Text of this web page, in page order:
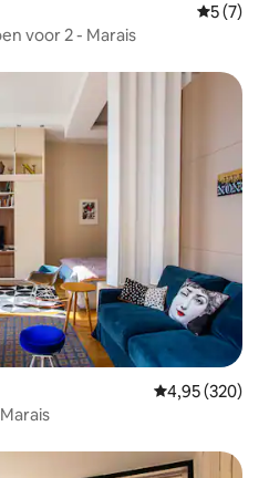
5 (7)
voor 2 - Marais
Gemiddelde
4,95 (320)